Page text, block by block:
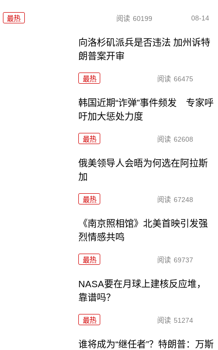
最热 阅读 60199 08-14
向洛杉矶派兵是否违法 加州诉特
朗普案开审
最热 阅读 66475
韩国近期“诈弹”事件频发 专家呼
吁加大惩处力度
最热 阅读 62608
俄美领导人会晤为何选在阿拉斯
加
最热 阅读 67248
《南京照相馆》北美首映引发强
烈情感共鸣
最热 阅读 69737
NASA要在月球上建核反应堆，
靠谱吗？
最热 阅读 51274
谁将成为“继任者”？特朗普：万斯